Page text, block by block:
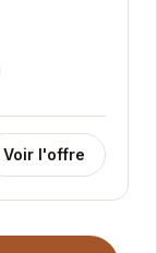
Voir l'offre